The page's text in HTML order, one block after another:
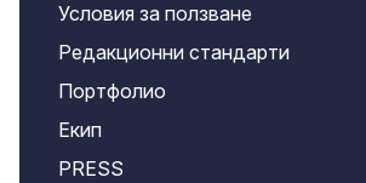
Условия за ползване
Редакционни стандарти
Портфолио
Екип
PRESS